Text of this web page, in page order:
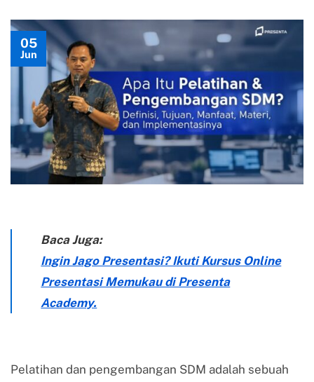
05
Jun
Baca Juga:
Ingin Jago Presentasi? Ikuti Kursus Online
Presentasi Memukau di Presenta
Academy.
Pelatihan dan pengembangan SDM adalah sebuah